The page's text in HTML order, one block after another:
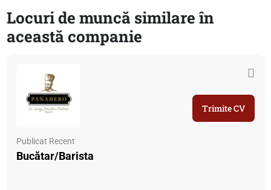
Locuri de muncă similare în
această companie
Publicat Recent
Bucătar/Barista
Trimite CV